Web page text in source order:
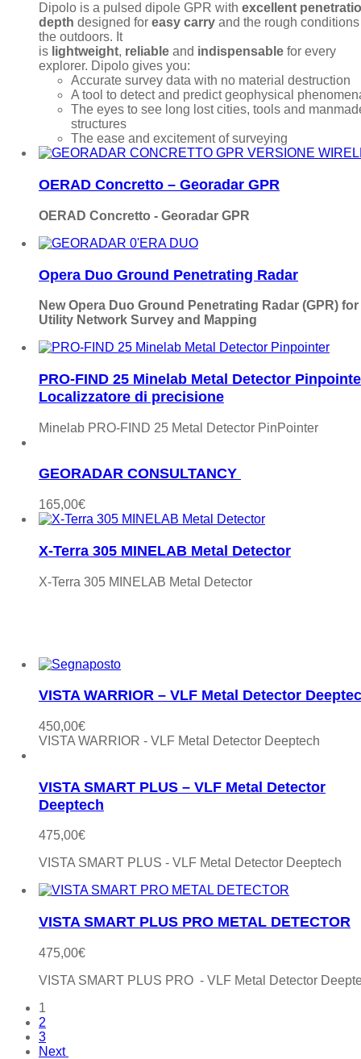
Dipolo is a pulsed dipole GPR with excellent
depth designed for easy carry and the rough
the outdoors. It
is lightweight, reliable and indispensable for every
explorer. Dipolo gives you:
Accurate survey data with no material destruction
A tool to detect and predict geophysical
The eyes to see long lost cities, tools and
structures
The ease and excitement of surveying
OERAD Concretto – Georadar GPR
OERAD Concretto - Georadar GPR
Opera Duo Ground Penetrating Radar
New Opera Duo Ground Penetrating Radar (GPR) for
Utility Network Survey and Mapping
PRO-FIND 25 Minelab Metal Detector
Localizzatore di precisione
Minelab PRO-FIND 25 Metal Detector PinPointer
GEORADAR CONSULTANCY
165,00€
X-Terra 305 MINELAB Metal Detector
X-Terra 305 MINELAB Metal Detector
VISTA WARRIOR – VLF Metal Detector
450,00€
VISTA WARRIOR - VLF Metal Detector Deeptech
VISTA SMART PLUS – VLF Metal Detector
Deeptech
475,00€
VISTA SMART PLUS - VLF Metal Detector Deeptech
VISTA SMART PLUS PRO METAL DETECTOR
475,00€
VISTA SMART PLUS PRO - VLF Metal Detector
1
2
3
Next